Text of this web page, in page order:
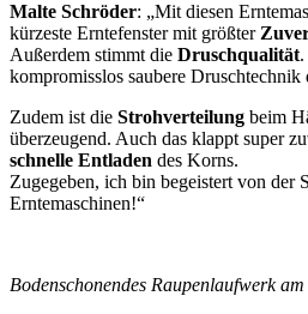
Malte Schröder: „Mit diesen
kürzeste Erntefenster mit größter
Außerdem stimmt die Druschqualität
kompromisslos saubere Druschtechnik
Zudem ist die Strohverteilung beim
überzeugend. Auch das klappt super
schnelle Entladen des Korns.
Zugegeben, ich bin begeistert von der
Erntemaschinen!“
Bodenschonendes Raupenlaufwerk